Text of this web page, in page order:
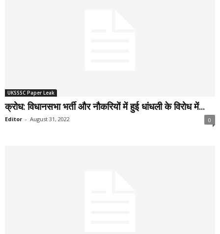
UKSSSC Paper Leak
क्रोध: विधानसभा भर्ती और नौकरियों में हुई धांधली के विरोध में...
Editor - August 31, 2022 0